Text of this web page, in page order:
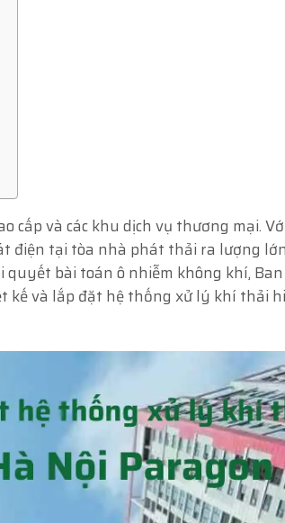
cấp và các khu dịch vụ thương mại.
điện tại tòa nhà phát thải ra lượng
quyết bài toán ô nhiễm không khí,
kế và lắp đặt hệ thống xử lý khí thải